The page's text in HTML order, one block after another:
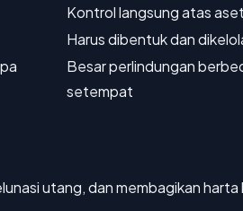
Kontrol langsung atas
Harus dibentuk dan
Besar perlindungan
setempat
utang, dan membagikan harta